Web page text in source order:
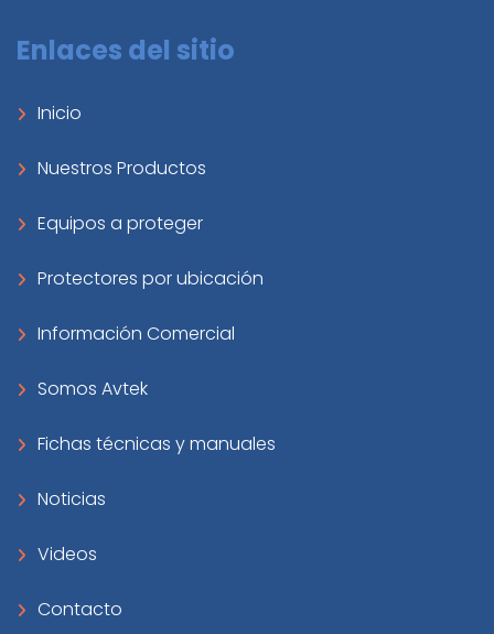
Enlaces del sitio
Inicio
Nuestros Productos
Equipos a proteger
Protectores por ubicación
Información Comercial
Somos Avtek
Fichas técnicas y manuales
Noticias
Videos
Contacto